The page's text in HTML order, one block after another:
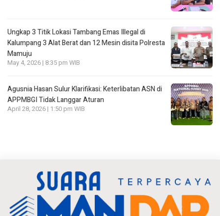
Ungkap 3 Titik Lokasi Tambang Emas Illegal di
Kalumpang 3 Alat Berat dan 12 Mesin disita Polresta
Mamuju
May 4, 2026 | 8:35 pm WIB
Agusnia Hasan Sulur Klarifikasi: Keterlibatan ASN di
APPMBGI Tidak Langgar Aturan
April 28, 2026 | 1:50 pm WIB